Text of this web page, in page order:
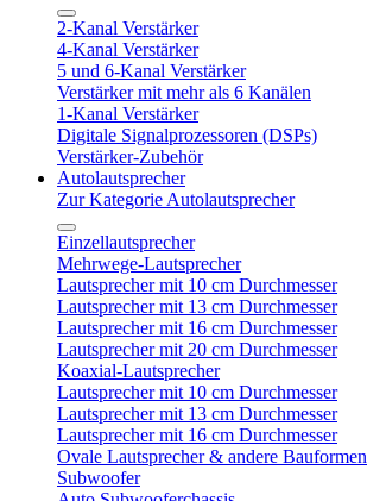
2-Kanal Verstärker
4-Kanal Verstärker
5 und 6-Kanal Verstärker
Verstärker mit mehr als 6 Kanälen
1-Kanal Verstärker
Digitale Signalprozessoren (DSPs)
Verstärker-Zubehör
Autolautsprecher
Zur Kategorie Autolautsprecher
Einzellautsprecher
Mehrwege-Lautsprecher
Lautsprecher mit 10 cm Durchmesser
Lautsprecher mit 13 cm Durchmesser
Lautsprecher mit 16 cm Durchmesser
Lautsprecher mit 20 cm Durchmesser
Koaxial-Lautsprecher
Lautsprecher mit 10 cm Durchmesser
Lautsprecher mit 13 cm Durchmesser
Lautsprecher mit 16 cm Durchmesser
Ovale Lautsprecher & andere Bauformen
Subwoofer